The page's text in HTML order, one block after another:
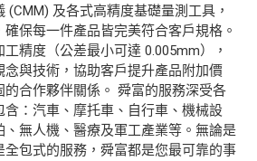
(CMM) 及各式高精度基礎量測工具，
保每一件產品皆完美符合客戶規格。
精度（公差最小可達 0.005mm），
念與技術，協助客戶提升產品附加價
合作夥伴關係。 舜富的服務深受各
含：汽車、摩托車、自行車、機械設
無人機、醫療及軍工產業等。無論是
包式的服務，舜富都是您最可靠的事